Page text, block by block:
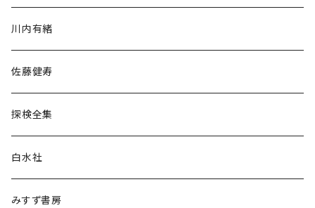
民族・風習
言語・ことば
川内有緒
佐藤健寿
探検全集
白水社
みすず書房